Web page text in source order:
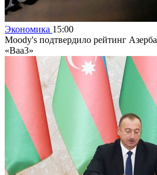
Экономика 15:00
Moody's подтвердило рейтинг
«Baa3»